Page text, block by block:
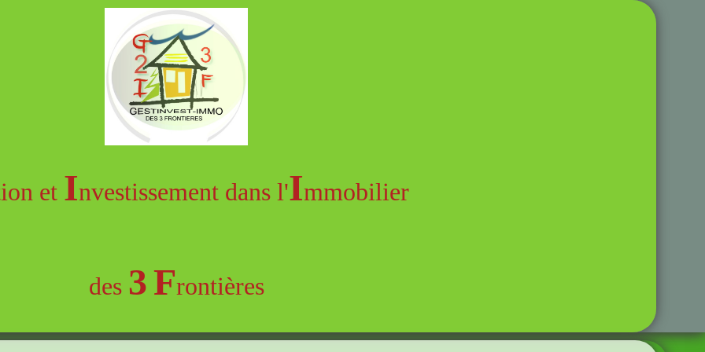
et Investissement dans l'Immobilier
des 3Frontières